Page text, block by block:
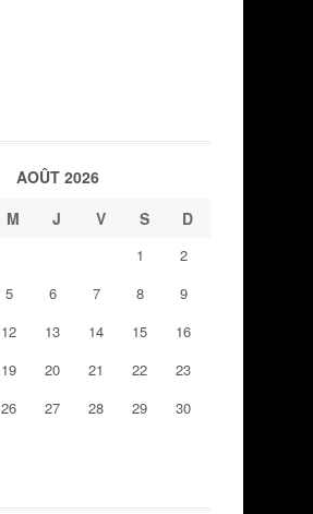
AOÛT 2026
M J V S D
1
2
5 6 7 8
9
12 13 14 15
16
19 20 21 22
23
26 27 28 29
30